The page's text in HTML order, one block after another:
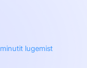
minutit lugemist